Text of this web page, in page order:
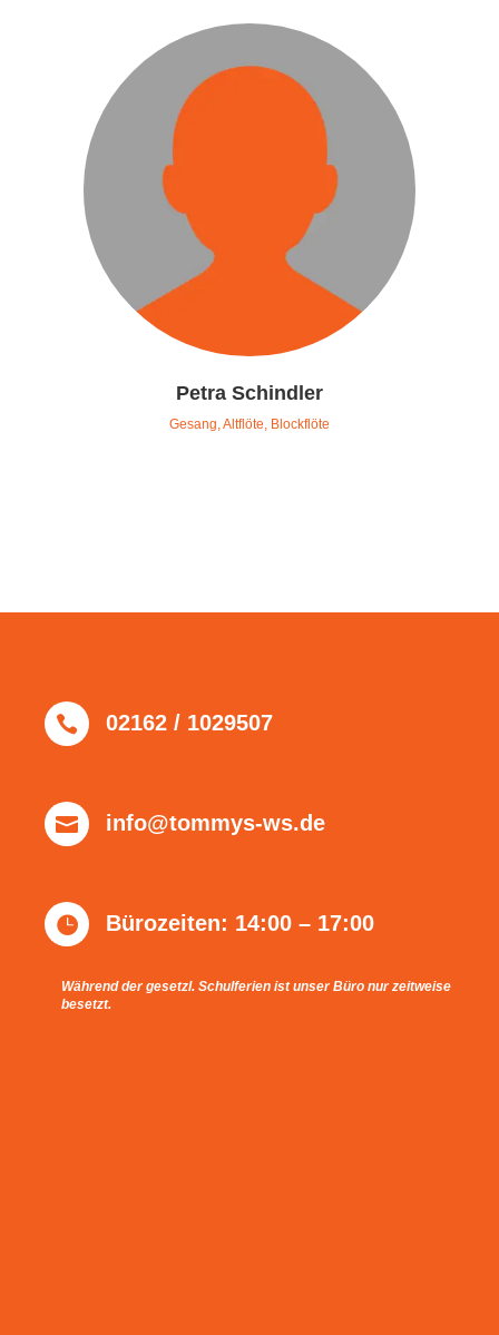
Petra Schindler
Gesang, Altflöte, Blockflöte
 02162 / 1029507
 info@tommys-ws.de
 Bürozeiten: 14:00 – 17:00
Während der gesetzl. Schulferien ist unser Büro nur zeitweise
besetzt.